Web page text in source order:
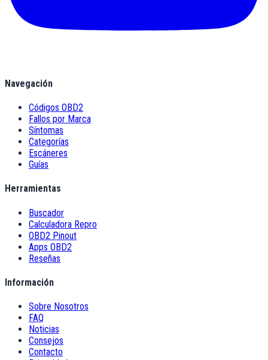
Navegación
Códigos OBD2
Fallos por Marca
Síntomas
Categorías
Escáneres
Guías
Herramientas
Buscador
Calculadora Repro
OBD2 Pinout
Apps OBD2
Reseñas
Información
Sobre Nosotros
FAQ
Noticias
Consejos
Contacto